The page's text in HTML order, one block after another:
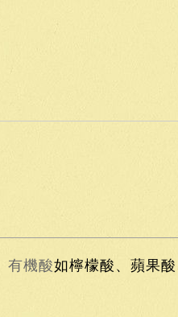
有機酸如檸檬酸、蘋果